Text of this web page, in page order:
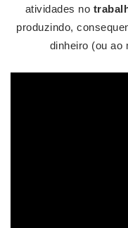
atividades no
produzindo,
dinheiro (ou ao